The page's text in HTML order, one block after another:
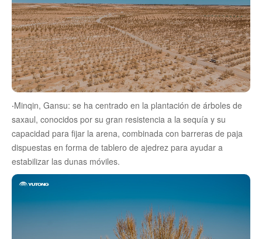
·Minqin, Gansu: se ha centrado en la plantación de árboles de
saxaul, conocidos por su gran resistencia a la sequía y su
capacidad para fijar la arena, combinada con barreras de paja
dispuestas en forma de tablero de ajedrez para ayudar a
estabilizar las dunas móviles.